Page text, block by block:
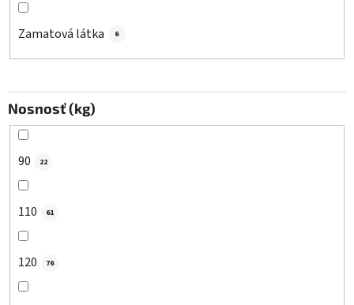
Zamatová látka 6
Nosnosť (kg)
90 22
110 61
120 76